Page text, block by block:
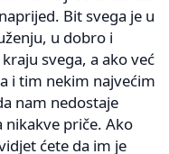
Bit svega je u
u dobro i
svega, a ako već
i tim nekim najvećim
nam nedostaje
nikakve priče. Ako
ćete da im je